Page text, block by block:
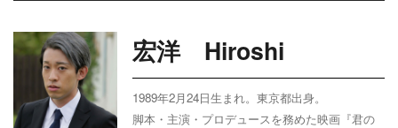
宏洋 Hiroshi
1989年2月24日生まれ。東京都出身。
脚本・主演・プロデュースを務めた映画『君の